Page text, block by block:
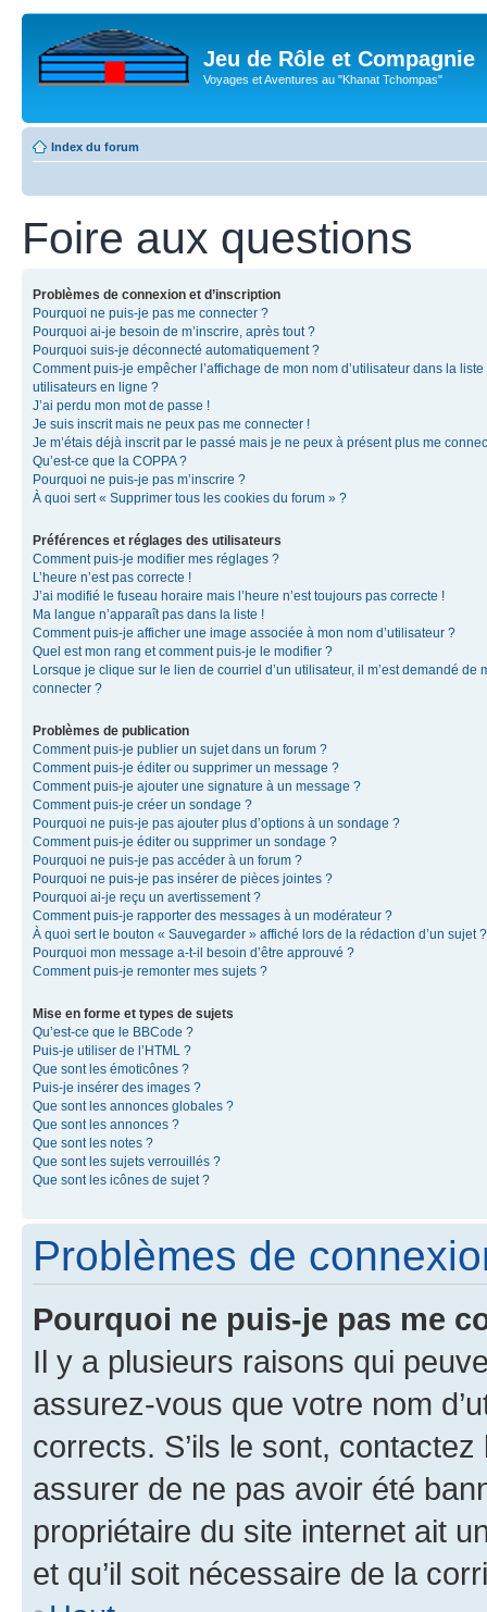
Jeu de Rôle et Compagnie
Voyages et Aventures au "Khanat Tchompas"
Index du forum
Foire aux questions
Problèmes de connexion et d’inscription
Pourquoi ne puis-je pas me connecter ?
Pourquoi ai-je besoin de m’inscrire, après tout ?
Pourquoi suis-je déconnecté automatiquement ?
Comment puis-je empêcher l’affichage de mon nom d’utilisateur dans la liste
utilisateurs en ligne ?
J’ai perdu mon mot de passe !
Je suis inscrit mais ne peux pas me connecter !
Je m’étais déjà inscrit par le passé mais je ne peux à présent plus me
Qu’est-ce que la COPPA ?
Pourquoi ne puis-je pas m’inscrire ?
À quoi sert « Supprimer tous les cookies du forum » ?
Préférences et réglages des utilisateurs
Comment puis-je modifier mes réglages ?
L’heure n’est pas correcte !
J’ai modifié le fuseau horaire mais l’heure n’est toujours pas correcte !
Ma langue n’apparaît pas dans la liste !
Comment puis-je afficher une image associée à mon nom d’utilisateur ?
Quel est mon rang et comment puis-je le modifier ?
Lorsque je clique sur le lien de courriel d’un utilisateur, il m’est demandé de
connecter ?
Problèmes de publication
Comment puis-je publier un sujet dans un forum ?
Comment puis-je éditer ou supprimer un message ?
Comment puis-je ajouter une signature à un message ?
Comment puis-je créer un sondage ?
Pourquoi ne puis-je pas ajouter plus d’options à un sondage ?
Comment puis-je éditer ou supprimer un sondage ?
Pourquoi ne puis-je pas accéder à un forum ?
Pourquoi ne puis-je pas insérer de pièces jointes ?
Pourquoi ai-je reçu un avertissement ?
Comment puis-je rapporter des messages à un modérateur ?
À quoi sert le bouton « Sauvegarder » affiché lors de la rédaction d’un sujet ?
Pourquoi mon message a-t-il besoin d’être approuvé ?
Comment puis-je remonter mes sujets ?
Mise en forme et types de sujets
Qu’est-ce que le BBCode ?
Puis-je utiliser de l’HTML ?
Que sont les émoticônes ?
Puis-je insérer des images ?
Que sont les annonces globales ?
Que sont les annonces ?
Que sont les notes ?
Que sont les sujets verrouillés ?
Que sont les icônes de sujet ?
Problèmes de
Pourquoi ne puis-je pas me
Il y a plusieurs raisons qui
assurez-vous que votre nom
corrects. S’ils le sont,
assurer de ne pas avoir été
propriétaire du site internet ait
et qu’il soit nécessaire de la